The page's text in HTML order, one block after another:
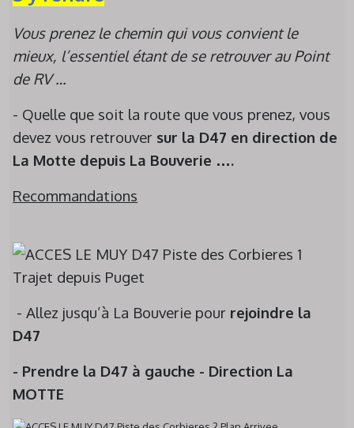
Vous prenez le chemin qui vous convient le
mieux, l’essentiel étant de se retrouver au Point
de RV …
- Quelle que soit la route que vous prenez, vous
devez vous retrouver sur la D47 en direction de
La Motte depuis La Bouverie ….
Recommandations
- Allez jusqu’à La Bouverie pour rejoindre la
D47
- Prendre la D47 à gauche - Direction La
MOTTE